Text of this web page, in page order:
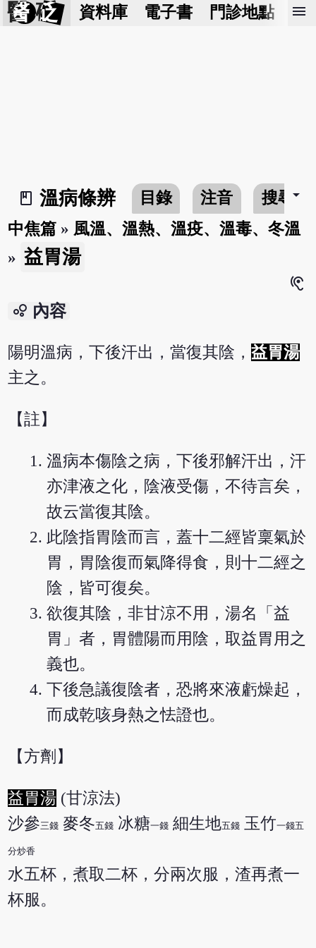
醫 砭 資料庫 電子書 門診地點 預
menu
book_2
溫病條辨 目錄 注音 搜尋arrow_drop_down
中焦篇 » 風溫、溫熱、溫疫、溫毒、冬溫
» 益胃湯
hearing
bubble_chart 內容
陽明溫病，下後汗出，當復其陰，益胃湯
主之。
【註】
溫病本傷陰之病，下後邪解汗出，汗
亦津液之化，陰液受傷，不待言矣，
故云當復其陰。
此陰指胃陰而言，蓋十二經皆稟氣於
胃，胃陰復而氣降得食，則十二經之
陰，皆可復矣。
欲復其陰，非甘涼不用，湯名「益
胃」者，胃體陽而用陰，取益胃用之
義也。
下後急議復陰者，恐將來液虧燥起，
而成乾咳身熱之怯證也。
【方劑】
益胃湯 (甘涼法)
沙參三錢 麥冬五錢 冰糖一錢 細生地五錢 玉竹一錢五
分炒香
水五杯，煮取二杯，分兩次服，渣再煮一
杯服。